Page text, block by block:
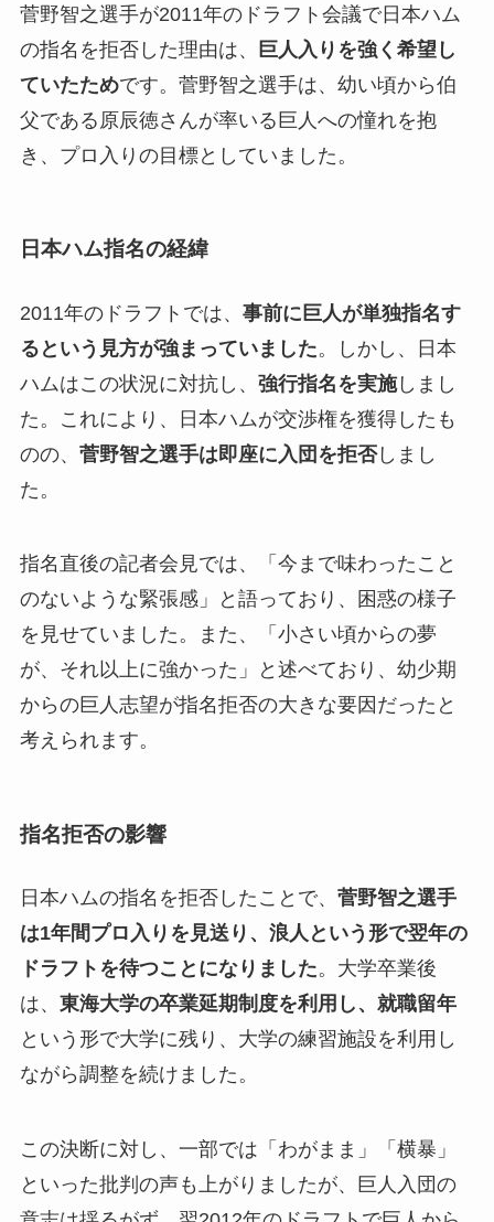
菅野智之選手が2011年のドラフト会議で日本ハム
の指名を拒否した理由は、
巨人入りを強く希望し
ていたためです。菅野智之選手は、幼い頃から伯
父である原辰徳さんが率いる巨人への憧れを抱
き、プロ入りの目標としていました。
日本ハム指名の経緯
2011年のドラフトでは、 事前に巨人が単独指名す
るという見方が強まっていました。しかし、日本
ハムはこの状況に対抗し、 強行指名を実施しまし
た。これにより、日本ハムが交渉権を獲得したも
のの、 菅野智之選手は即座に入団を拒否しまし
た。
指名直後の記者会見では、「今まで味わったこと
のないような緊張感」と語っており、困惑の様子
を見せていました。また、「小さい頃からの夢
が、それ以上に強かった」と述べており、幼少期
からの巨人志望が指名拒否の大きな要因だったと
考えられます。
指名拒否の影響
日本ハムの指名を拒否したことで、 菅野智之選手
は1年間プロ入りを見送り、浪人という形で翌年の
ドラフトを待つことになりました。大学卒業後
は、 東海大学の卒業延期制度を利用し、就職留年
という形で大学に残り、大学の練習施設を利用し
ながら調整を続けました。
この決断に対し、一部では「わがまま」「横暴」
といった批判の声も上がりましたが、巨人入団の